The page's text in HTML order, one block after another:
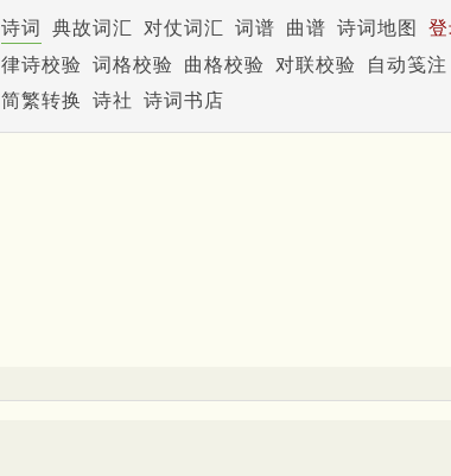
诗词 典故词汇 对仗词汇 词谱 曲谱 诗词地图
律诗校验 词格校验 曲格校验 对联校验
自动笺注
简繁转换 诗社 诗词书店